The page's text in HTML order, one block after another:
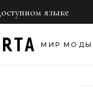
языке
МИР МОДЫ